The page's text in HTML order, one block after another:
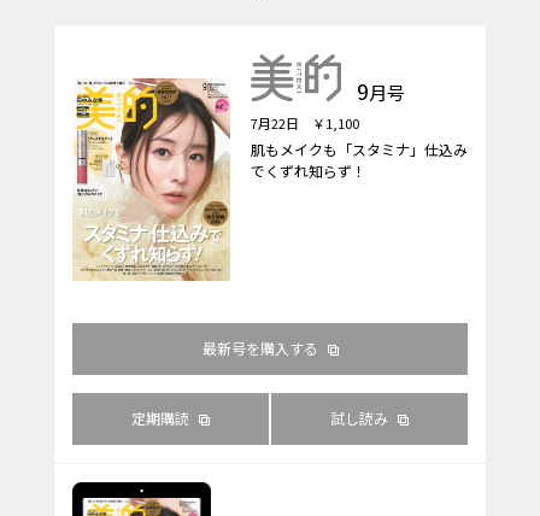
9月号
7月22日 ￥1,100
肌もメイクも「スタミナ」仕込み
でくずれ知らず！
最新号を購入する
定期購読 試し読み